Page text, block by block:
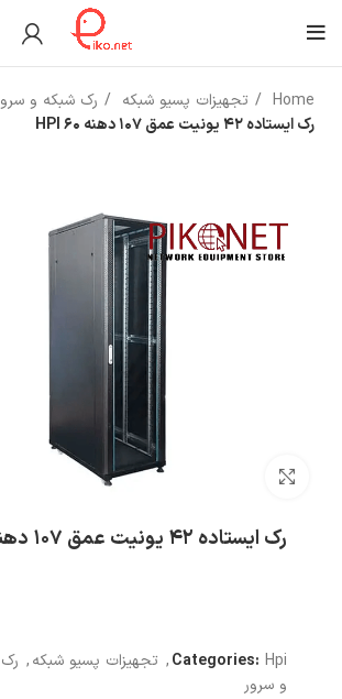
Home تجهیزات پسیو شبکه رک شبکه و
رک ایستاده 42 یونیت عمق 107 دهنه 60 HPI
رک ایستاده 42 یونیت عمق 107 دهنه 60 HPI
Categories: Hpi
, تجهیزات پسیو شبکه,
و سرور